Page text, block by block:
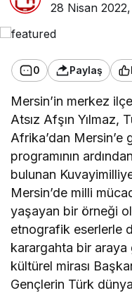
28 Nisan
0 Paylaş
Mersin’in merkez
Atsız Afşın Yılmaz,
Afrika’dan
programının
bulunan Kuvayimilliye
Mersin’de milli
yaşayan bir örneği
etnografik eserlerle
karargahta bir
kültürel mirası
Gençlerin Türk